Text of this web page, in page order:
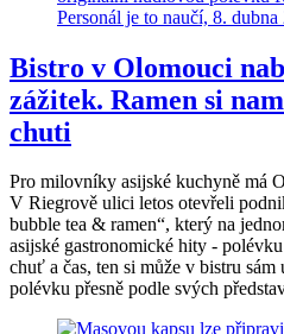
Bistro v Olomouci
zážitek. Ramen si
chuti
Pro milovníky asijské kuchyně má
V Riegrově ulici letos otevřeli
bubble tea & ramen“, který na
asijské gastronomické hity -
chuť a čas, ten si může v bistru
polévku přesně podle svých